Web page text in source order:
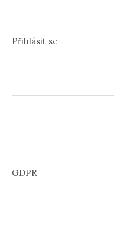
Přihlásit se
GDPR